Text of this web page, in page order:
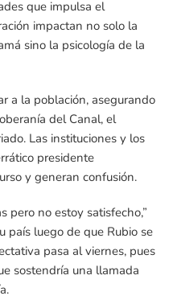
que impulsa el
impactan no solo la
sino la psicología de la
a la población, asegurando
del Canal, el
Las instituciones y los
presidente
y generan confusión.
pero no estoy satisfecho,”
país luego de que Rubio se
pasa al viernes, pues
sostendría una llamada